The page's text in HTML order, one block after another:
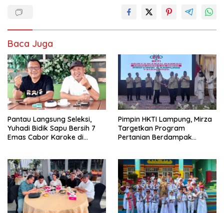
Baca Juga
Pantau Langsung Seleksi,
Yuhadi Bidik Sapu Bersih 7
Emas Cabor Karoke di
Pimpin HKTI Lampung, Mirza
Targetkan Program
Pertanian Berdampak